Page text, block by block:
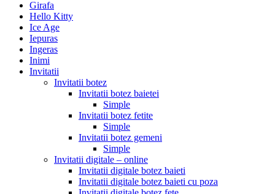
Girafa
Hello Kitty
Ice Age
Iepuras
Ingeras
Inimi
Invitatii
Invitatii botez
Invitatii botez baietei
Simple
Invitatii botez fetite
Simple
Invitatii botez gemeni
Simple
Invitatii digitale – online
Invitatii digitale botez baieti
Invitatii digitale botez baieti cu poza